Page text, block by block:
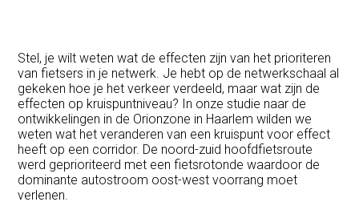
Stel, je wilt weten wat de effecten zijn van het prioriteren
van fietsers in je netwerk. Je hebt op de netwerkschaal al
gekeken hoe je het verkeer verdeeld, maar wat zijn de
effecten op kruispuntniveau? In onze studie naar de
ontwikkelingen in de Orionzone in Haarlem wilden we
weten wat het veranderen van een kruispunt voor effect
heeft op een corridor. De noord-zuid hoofdfietsroute
werd geprioriteerd met een fietsrotonde waardoor de
dominante autostroom oost-west voorrang moet
verlenen.